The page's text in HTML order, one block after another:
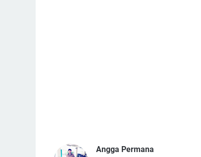
Angga Permana